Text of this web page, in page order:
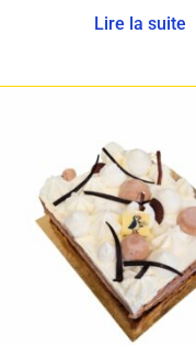
Lire la suite